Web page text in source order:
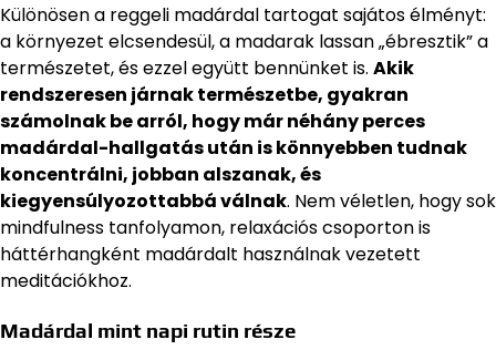
Különösen a reggeli madárdal tartogat sajátos élményt:
a környezet elcsendesül, a madarak lassan „ébresztik” a
természetet, és ezzel együtt bennünket is. Akik
rendszeresen járnak természetbe, gyakran
számolnak be arról, hogy már néhány perces
madárdal-hallgatás után is könnyebben tudnak
koncentrálni, jobban alszanak, és
kiegyensúlyozottabbá válnak. Nem véletlen, hogy sok
mindfulness tanfolyamon, relaxációs csoporton is
háttérhangként madárdalt használnak vezetett
meditációkhoz.
Madárdal mint napi rutin része